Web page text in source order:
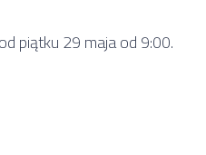
piątku 29 maja od 9:00.